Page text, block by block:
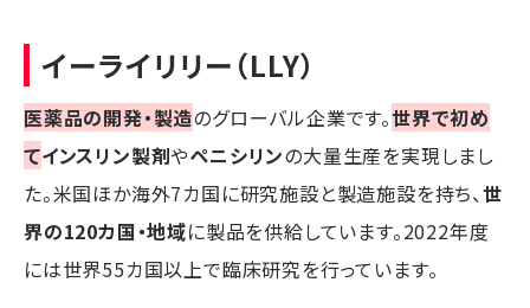
イーライリリー（LLY）
医薬品の開発・製造のグローバル企業です。世界で初め
てインスリン製剤やペニシリンの大量生産を実現しまし
た。米国ほか海外7カ国に研究施設と製造施設を持ち、世
界の120カ国・地域に製品を供給しています。2022年度
には世界55カ国以上で臨床研究を行っています。